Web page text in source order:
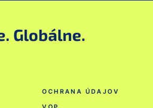
Globálne.
OCHRANA ÚDAJOV